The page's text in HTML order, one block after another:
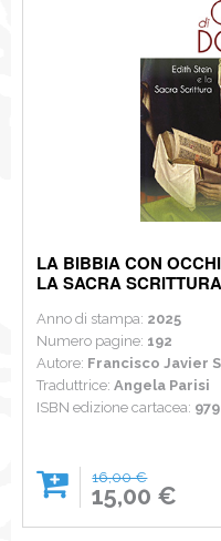
LA BIBBIA CON
LA SACRA SCRITTURA
Anno di stampa: 2025
Numero pagine: 192
Autore: Francisco Javier
Traduttrice:Angela Parisi
ISBN edizione cartacea:
16,00 €
15,00 €